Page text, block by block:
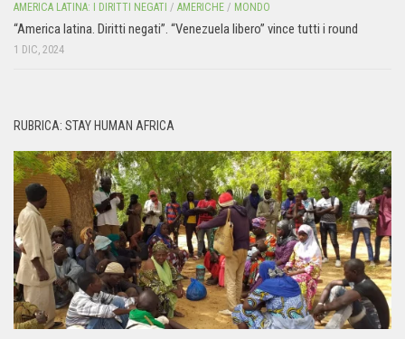
AMERICA LATINA: I DIRITTI NEGATI / AMERICHE / MONDO
“America latina. Diritti negati”. “Venezuela libero” vince tutti i round
1 DIC, 2024
RUBRICA: STAY HUMAN AFRICA